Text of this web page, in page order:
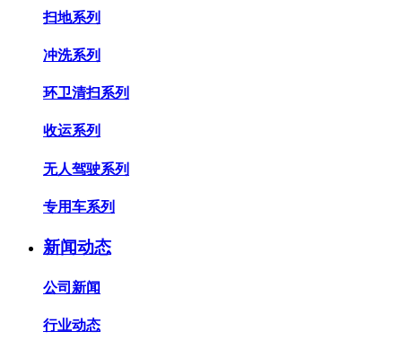
扫地系列
冲洗系列
环卫清扫系列
收运系列
无人驾驶系列
专用车系列
新闻动态
公司新闻
行业动态